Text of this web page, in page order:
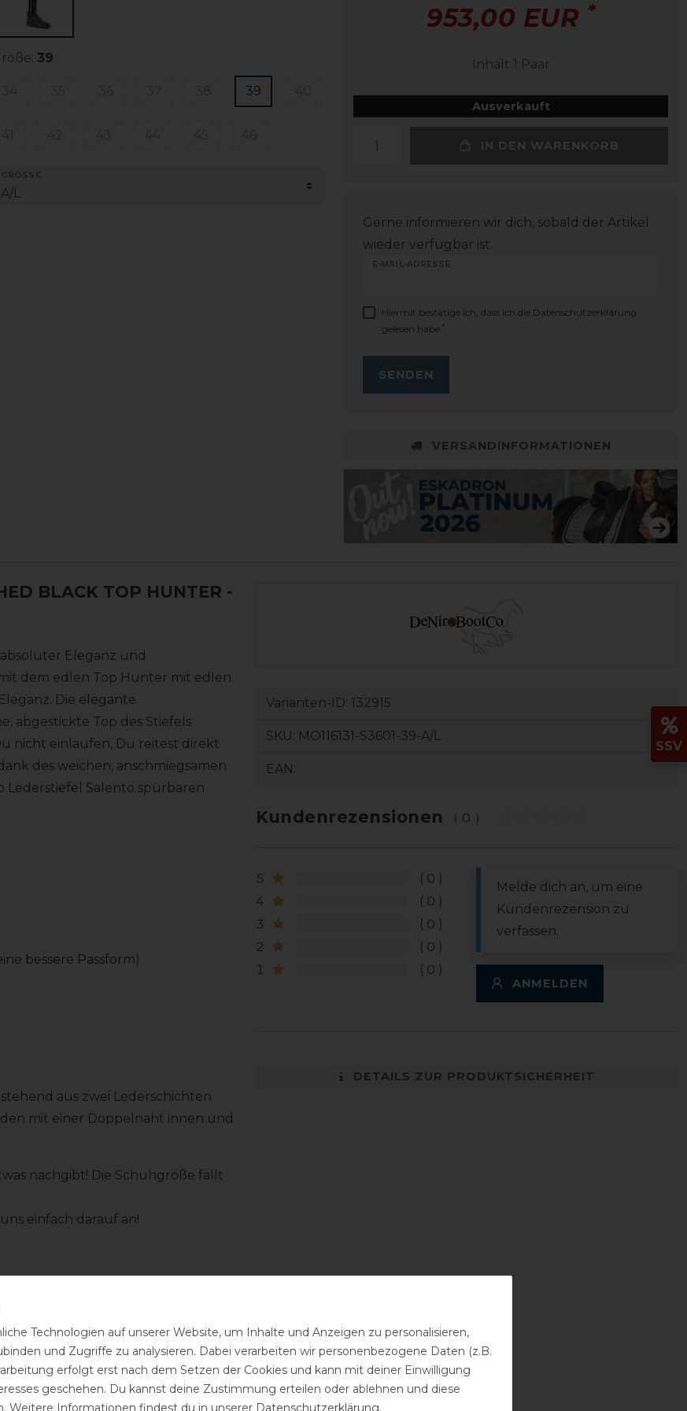
39
39
953,00 EUR *
Inhalt 1 Paar
Ausverkauft
IN DEN WARENKORB
Gerne informieren wir dich, sobald der Artikel
wieder verfügbar ist.
E-MAIL-ADRESSE
Hiermit bestätige ich, dass ich die Daten­schutz­erklärung
gelesen habe. *
SENDEN
VERSANDINFORMATIONEN
BLACK TOP HUNTER -
Eleganz und
dem edlen Top Hunter mit edlen
Die elegante
abgestickte Top des Stiefels
nicht einlaufen, Du reitest direkt
des weichen, anschmiegsamen
Lederstiefel Salento spürbaren
bessere Passform)
aus zwei Lederschichten
mit einer Doppelnaht innen und
nachgibt! Die Schuhgröße fällt
einfach darauf an!
eine regelmäßige Pflege
einem feuchten Tuch abwischen
Sattelseife für die Reinigung
empfiehlt DeNiro das Anziehen
Varianten-ID: 132915
SKU: MO116131-S3601-39-A/L
EAN:
Kundenrezensionen (0)
5
0
4
0
3
0
2
0
1
0
Melde dich an, um eine
Kundenrezension zu
verfassen.
ANMELDEN
DETAILS ZUR PRODUKTSICHERHEIT
SSV
Technologien auf unserer Website, um Inhalte und Anzeigen zu personalisieren,
und Zugriffe zu analysieren. Dabei verarbeiten wir personenbezogene Daten (z.B.
erfolgt erst nach dem Setzen der Cookies und kann mit deiner Einwilligung
geschehen. Du kannst deine Zustimmung erteilen oder ablehnen und diese
Weitere Informationen findest du in unserer Daten­schutz­erklärung.